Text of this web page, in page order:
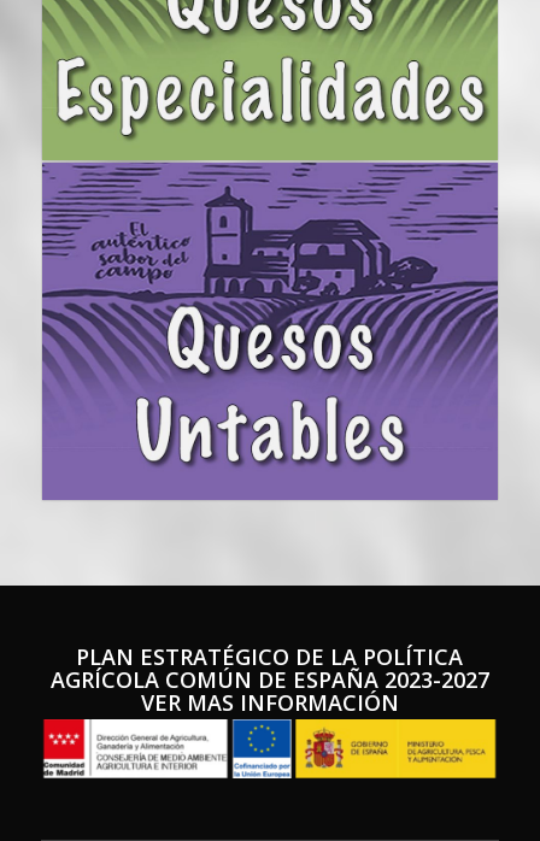
PLAN ESTRATÉGICO DE LA POLÍTICA
AGRÍCOLA COMÚN DE ESPAÑA 2023-2027
VER MAS INFORMACIÓN